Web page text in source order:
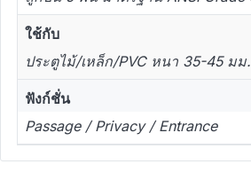
ใช้กับ
ประตูไม้/เหล็ก/PVC หนา 35-45 มม.
ฟังก์ชั่น
Passage / Privacy / Entrance